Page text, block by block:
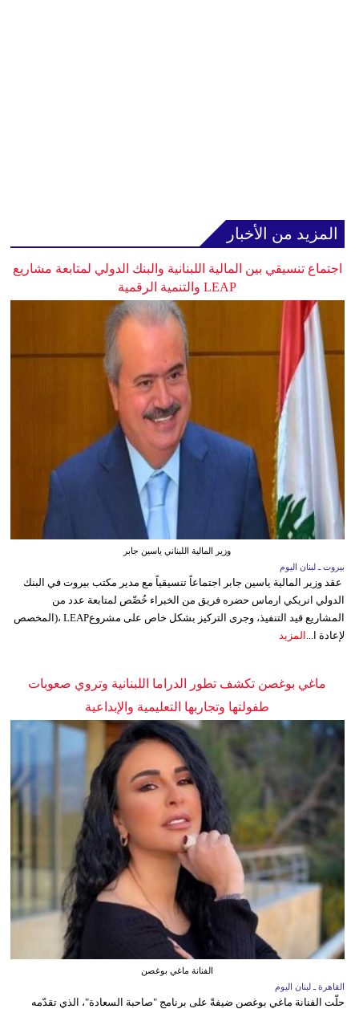
المزيد من الأخبار
اجتماع تنسيقي بين المالية اللبنانية والبنك الدولي لمتابعة مشاريع
LEAP والتنمية الرقمية
وزير المالية اللبناني ياسين جابر
بيروت ـ لبنان اليوم
عقد وزير المالية ياسين جابر اجتماعاً تنسيقياً مع مدير مكتب بيروت في البنك
الدولي انريكي ارماس حضره فريق من الخبراء خُصِّص لمتابعة عدد من
المشاريع قيد التنفيذ، وجرى التركيز بشكل خاص على مشروعLEAP ،(المخصص
لإعادة ا... المزيد
ماغي بوغصن تكشف تطور الدراما اللبنانية وتروي صعوبات
طفولتها وتجاربها التعليمية والإبداعية
الفنانة ماغي بوغصن
القاهرة ـ لبنان اليوم
حلّت الفنانة ماغي بوغصن ضيفةً على برنامج "صاحبة السعادة"، الذي تقدّمه